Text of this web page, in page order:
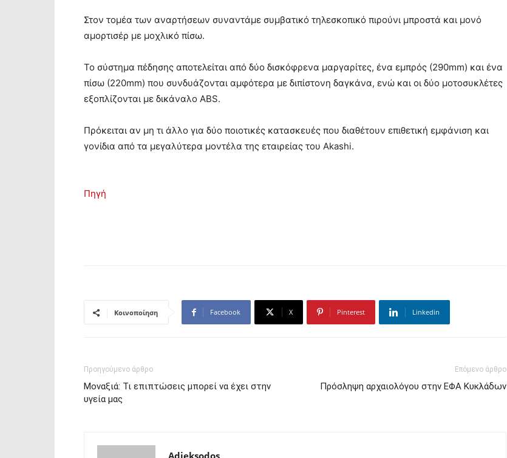
Στον τομέα των αναρτήσεων συναντάμε συμβατικό τηλεσκοπικό πιρούνι μπροστά και μονό
αμορτισέρ με μοχλικό πίσω.
Το σύστημα πέδησης αποτελείται από δύο δισκόφρενα μαργαρίτες, ένα εμπρός (290mm) και ένα
πίσω (220mm) που συνδυάζονται αμφότερα με διπίστονη δαγκάνα, ενώ και οι δύο μοτοσυκλέτες
εξοπλίζονται με δικάναλο ABS.
Πρόκειται αν μη τι άλλο για δύο ποιοτικές κατασκευές που διαθέτουν επιθετική εμφάνιση και
γονίδια από τα μεγαλύτερα μοντέλα της εταιρείας του Akashi.
Πηγή
Κοινοποίηση Facebook X Pinterest Linkedin
Προηγούμενο άρθρο
Μοναξιά: Τι επιπτώσεις μπορεί να έχει στην
υγεία μας
Επόμενο άρθρο
Πρόσληψη αρχαιολόγου στην ΕΦΑ Κυκλάδων
Adieksodos